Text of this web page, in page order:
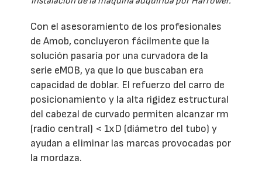
Con el asesoramiento de los profesionales
de Amob, concluyeron fácilmente que la
solución pasaría por una curvadora de la
serie eMOB, ya que lo que buscaban era
capacidad de doblar. El refuerzo del carro de
posicionamiento y la alta rigidez estructural
del cabezal de curvado permiten alcanzar rm
(radio central) < 1xD (diámetro del tubo) y
ayudan a eliminar las marcas provocadas por
la mordaza.